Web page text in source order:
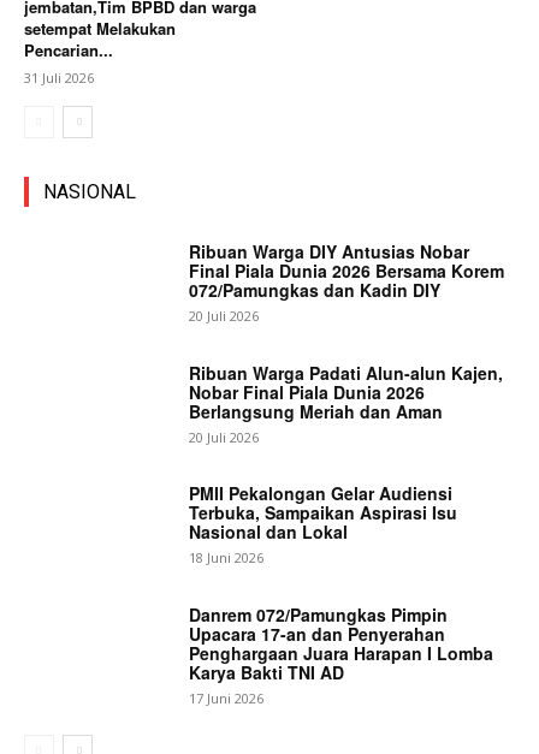
jembatan,Tim BPBD dan warga
setempat Melakukan
Pencarian...
31 Juli 2026
NASIONAL
Ribuan Warga DIY Antusias Nobar
Final Piala Dunia 2026 Bersama Korem
072/Pamungkas dan Kadin DIY
20 Juli 2026
Ribuan Warga Padati Alun-alun Kajen,
Nobar Final Piala Dunia 2026
Berlangsung Meriah dan Aman
20 Juli 2026
PMII Pekalongan Gelar Audiensi
Terbuka, Sampaikan Aspirasi Isu
Nasional dan Lokal
18 Juni 2026
Danrem 072/Pamungkas Pimpin
Upacara 17-an dan Penyerahan
Penghargaan Juara Harapan I Lomba
Karya Bakti TNI AD
17 Juni 2026